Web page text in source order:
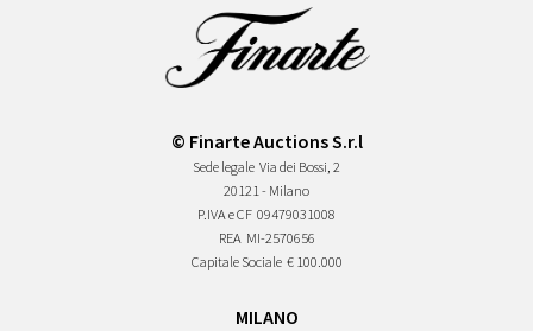
© Finarte Auctions S.r.l
Sede legale Via dei Bossi, 2
20121 - Milano
P.IVA e CF 09479031008
REA MI-2570656
Capitale Sociale € 100.000
MILANO